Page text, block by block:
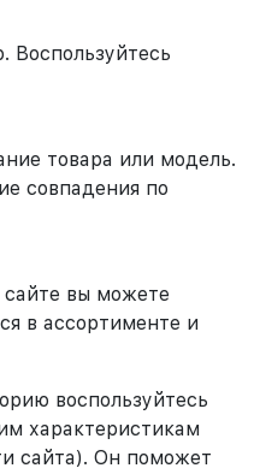
Воспользуйтесь
товара или модель.
совпадения по
вы можете
в ассортименте и
воспользуйтесь
характеристикам
сайта). Он поможет